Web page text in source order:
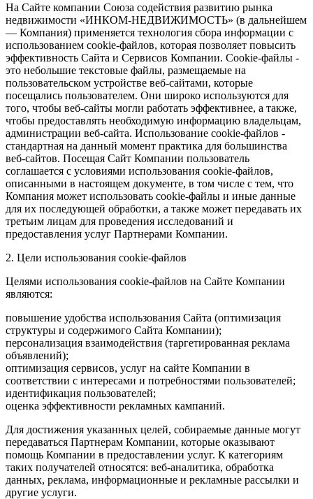
На Сайте компании Союза содействия развитию рынка
недвижимости «ИНКОМ-НЕДВИЖИМОСТЬ» (в дальнейшем
— Компания) применяется технология сбора информации с
использованием cookie-файлов, которая позволяет повысить
эффективность Сайта и Сервисов Компании. Сookie-файлы -
это небольшие текстовые файлы, размещаемые на
пользовательском устройстве веб-сайтами, которые
посещались пользователем. Они широко используются для
того, чтобы веб-сайты могли работать эффективнее, а также,
чтобы предоставлять необходимую информацию владельцам,
администрации веб-сайта. Использование cookie-файлов -
стандартная на данный момент практика для большинства
веб-сайтов. Посещая Сайт Компании пользователь
соглашается с условиями использования cookie-файлов,
описанными в настоящем документе, в том числе с тем, что
Компания может использовать cookie-файлы и иные данные
для их последующей обработки, а также может передавать их
третьим лицам для проведения исследований и
предоставления услуг Партнерами Компании.
2. Цели использования cookie-файлов
Целями использования cookie-файлов на Сайте Компании
являются:
повышение удобства использования Сайта (оптимизация
структуры и содержимого Сайта Компании);
персонализация взаимодействия (таргетированная реклама
объявлений);
оптимизация сервисов, услуг на сайте Компании в
соответствии с интересами и потребностями пользователей;
идентификация пользователей;
оценка эффективности рекламных кампаний.
Для достижения указанных целей, собираемые данные могут
передаваться Партнерам Компании, которые оказывают
помощь Компании в предоставлении услуг. К категориям
таких получателей относятся: веб-аналитика, обработка
данных, реклама, информационные и рекламные рассылки и
другие услуги.